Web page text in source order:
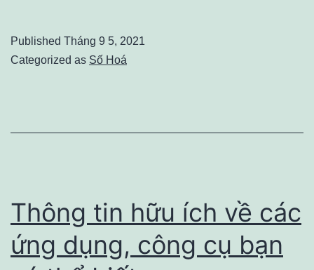
Lang
Nam
Published Tháng 9 5, 2021
Categorized as Số Hoá
Thông tin hữu ích về các
ứng dụng, công cụ bạn